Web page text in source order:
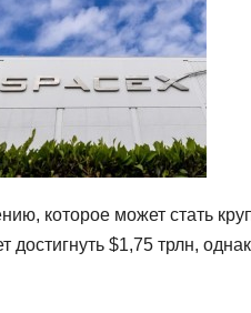
которое может стать
$1,75 трлн,